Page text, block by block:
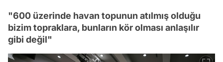
"600 üzerinde havan topunun atılmış olduğu
bizim topraklara, bunların kör olması anlaşılır
gibi değil"